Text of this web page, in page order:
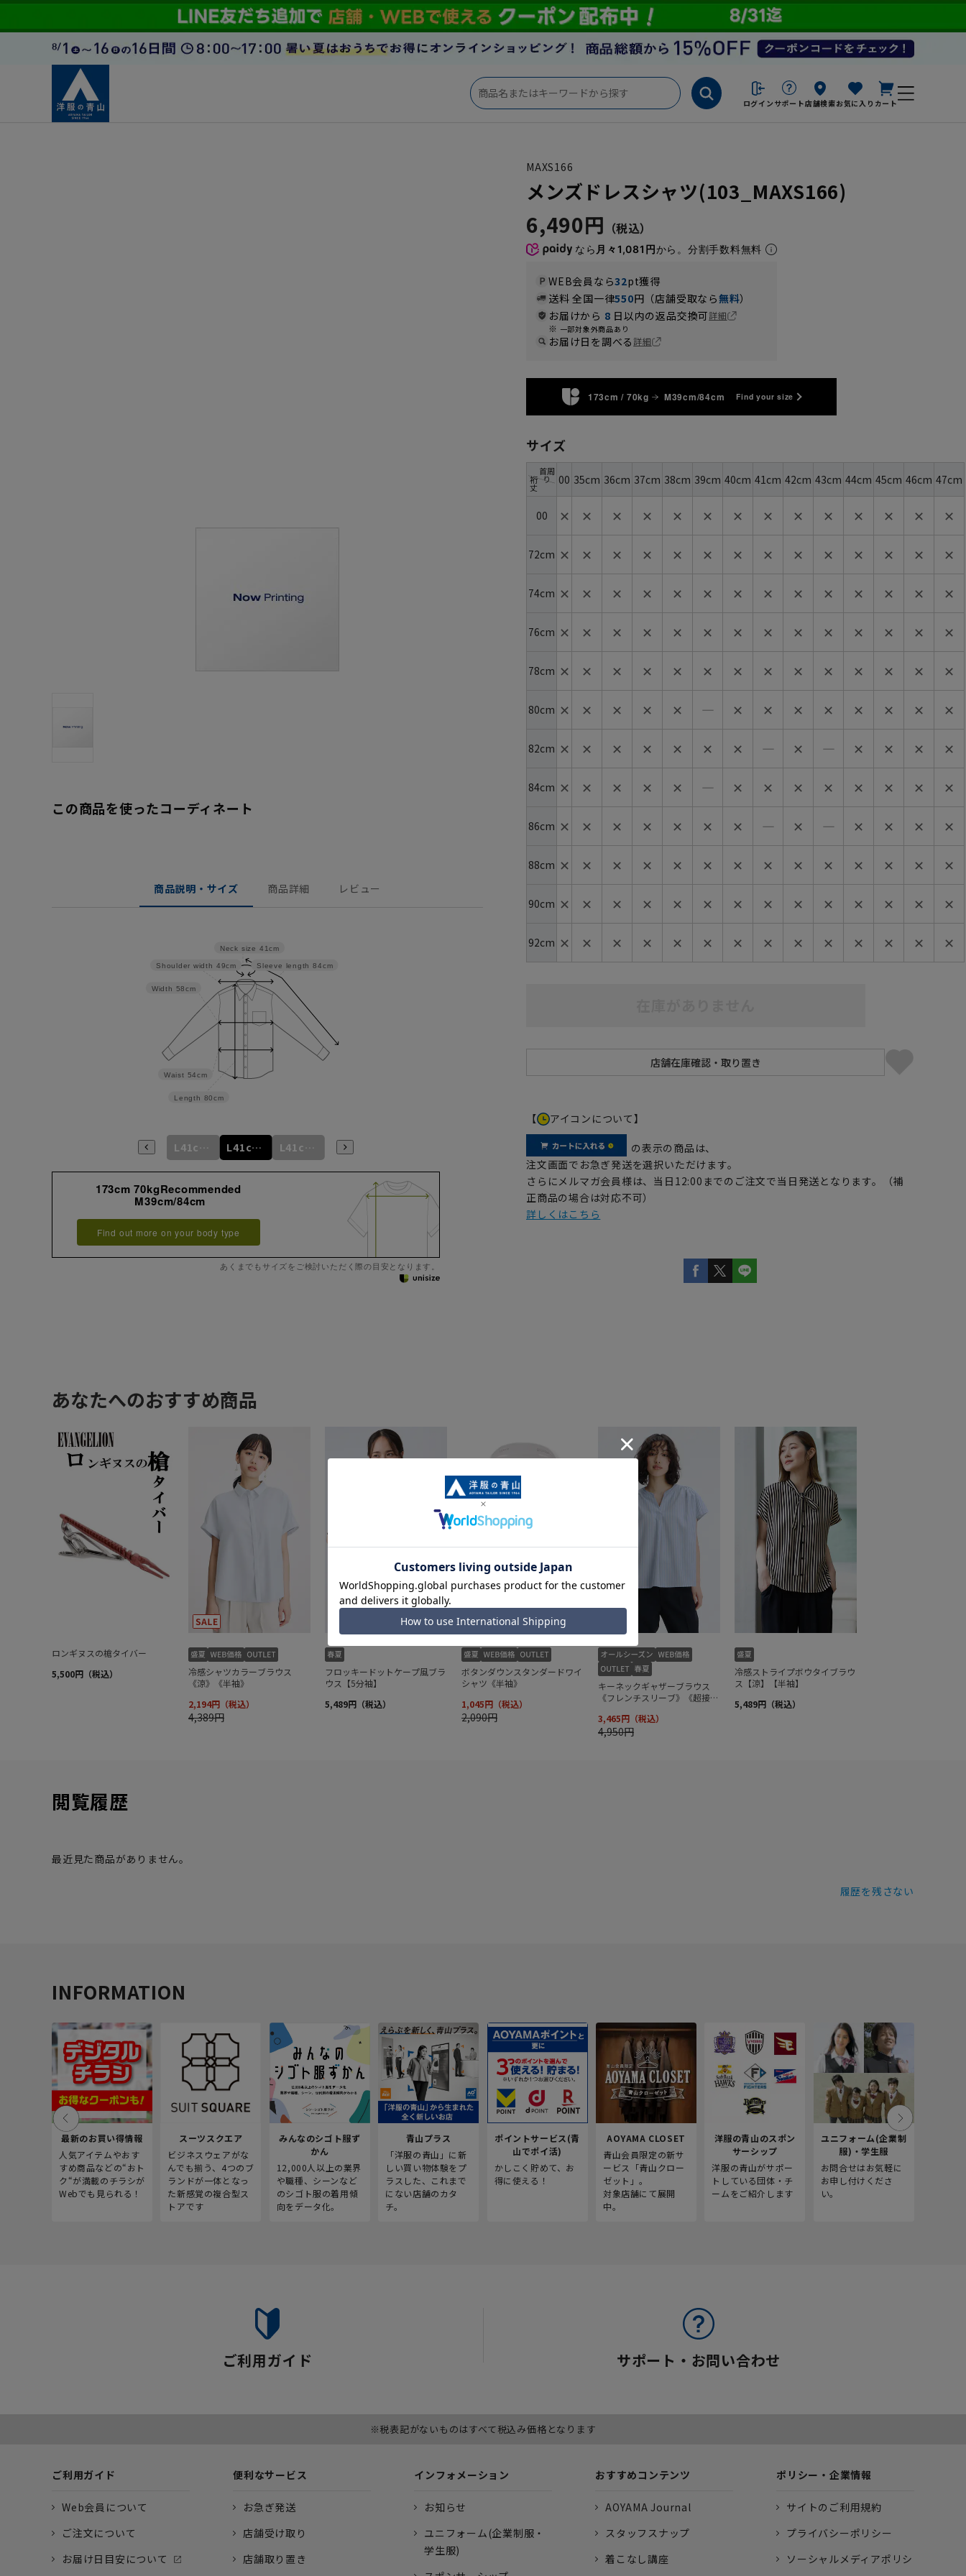
ログイン サポート店舗検索お気に入り カート
この商品を使ったコーディネート
商品説明・サイズ 商品詳細 レビュー
Sleeve length 84cm
Neck size 41cm
Length 80cm
Waist 54cm
Width 58cm
Shoulder width 49cm
L41cm/82cm L41cm/84cm L41cm/86cm 4L47cm/84cm 5L49cm/84cm
173cm 70kgRecommended
M39cm/84cm
Find out more on your body type
あくまでもサイズをご検討いただく際の目安となります。
MAXS166
メンズドレスシャツ(103_MAXS166)
6,490円
なら 月々1,081円から。分割手数料無料
WEB会員なら32pt獲得
送料 全国一律550円（店舗受取なら無料）
お届けから 8 日以内の返品交換可詳細
一部対象外商品あり
お届け日を調べる詳細
173cm / 70kg M39cm/84cm Find your size
サイズ
裄
丈
首周
り 00 35cm 36cm 37cm 38cm 39cm 40cm 41cm 42cm 43cm 44cm 45cm 46cm 47cm
00 ✕ ✕ ✕ ✕ ✕ ✕ ✕ ✕ ✕ ✕ ✕ ✕ ✕ ✕
72cm ✕ ✕ ✕ ✕ ✕ ✕ ✕ ✕ ✕ ✕ ✕ ✕ ✕ ✕
74cm ✕ ✕ ✕ ✕ ✕ ✕ ✕ ✕ ✕ ✕ ✕ ✕ ✕ ✕
76cm ✕ ✕ ✕ ✕ ✕ ✕ ✕ ✕ ✕ ✕ ✕ ✕ ✕ ✕
78cm ✕ ✕ ✕ ✕ ✕ ✕ ✕ ✕ ✕ ✕ ✕ ✕ ✕ ✕
80cm ✕ ✕ ✕ ✕ ✕ ― ✕ ✕ ✕ ✕ ✕ ✕ ✕ ✕
82cm ✕ ✕ ✕ ✕ ✕ ✕ ✕ ― ✕ ― ✕ ✕ ✕ ✕
84cm ✕ ✕ ✕ ✕ ✕ ― ✕ ✕ ✕ ✕ ✕ ✕ ✕ ✕
86cm ✕ ✕ ✕ ✕ ✕ ✕ ✕ ― ✕ ― ✕ ✕ ✕ ✕
88cm ✕ ✕ ✕ ✕ ✕ ✕ ✕ ✕ ✕ ✕ ✕ ✕ ✕ ✕
90cm ✕ ✕ ✕ ✕ ✕ ✕ ✕ ✕ ✕ ✕ ✕ ✕ ✕ ✕
92cm ✕ ✕ ✕ ✕ ✕ ✕ ✕ ✕ ✕ ✕ ✕ ✕ ✕ ✕
【 アイコンについて】
の表示の商品は、
注文画面でお急ぎ発送を選択いただけます。
さらにメルマガ会員様は、当日12:00までのご注文で当日発送となります。（補
正商品の場合は対応不可）
詳しくはこちら
閲覧履歴
最近見た商品がありません。
履歴を残さない
INFORMATION
最新のお買い得情報
人気アイテムやおす
すめ商品などの“おト
ク“が満載のチラシが
Webでも見られる！
スーツスクエア
ビジネスウェアがな
んでも揃う、4つのブ
ランドが一体となっ
た新感覚の複合型ス
トアです
みんなのシゴト服ず
かん
12,000人以上の業界
や職種、シーンなど
のシゴト服の着用傾
向をデータ化。
青山プラス
「洋服の青山」に新
しい買い物体験をプ
ラスした、これまで
にない店舗のカタ
チ。
ポイントサービス(青
山でポイ活)
かしこく貯めて、お
得に使える！
AOYAMA CLOSET
青山会員限定の新サ
ービス「青山クロー
ゼット」。
対象店舗にて展開
中。
洋服の青山のスポン
サーシップ
洋服の青山がサポー
トしている団体・チ
ームをご紹介します
ユニフォーム(企業制
服)・学生服
お問合せはお気軽に
お申し付けくださ
い。
ご利用ガイド サポート・お問い合わせ
※税表記がないものはすべて税込み価格となります
ご利用ガイド
Web会員について
ご注文について
お届け日目安について
便利なサービス
お急ぎ発送
店舗受け取り
店舗取り置き
インフォメーション
お知らせ
ユニフォーム(企業制服・
学生服)
おすすめコンテンツ
AOYAMA Journal
スタッフスナップ
着こなし講座
ポリシー・企業情報
サイトのご利用規約
プライバシーポリシー
ソーシャルメディアポリシ